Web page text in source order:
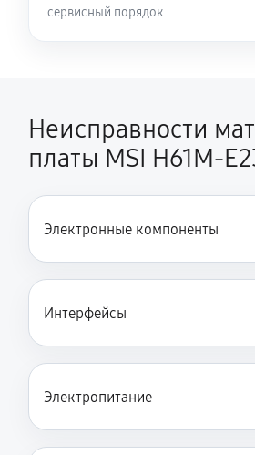
сервисный порядок
Неисправности
платы MSI H61M-
Электронные компоненты
Интерфейсы
Электропитание